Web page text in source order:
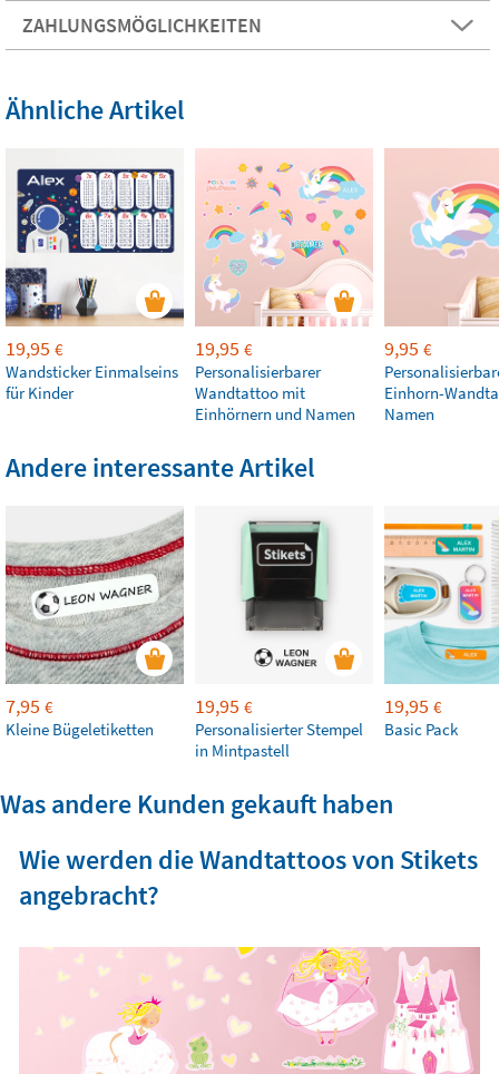
ZAHLUNGSMÖGLICHKEITEN
Ähnliche Artikel
19,95 €
Wandsticker Einmalseins
für Kinder
19,95 €
Personalisierbarer
Wandtattoo mit
Einhörnern und Namen
9,95 €
Einhorn-
Namen
Andere interessante Artikel
7,95 €
Kleine Bügeletiketten
19,95 €
Personalisierter Stempel
in Mintpastell
19,95 €
Basic Pack
Was andere Kunden gekauft haben
Wie werden die Wandtattoos von Stikets
angebracht?